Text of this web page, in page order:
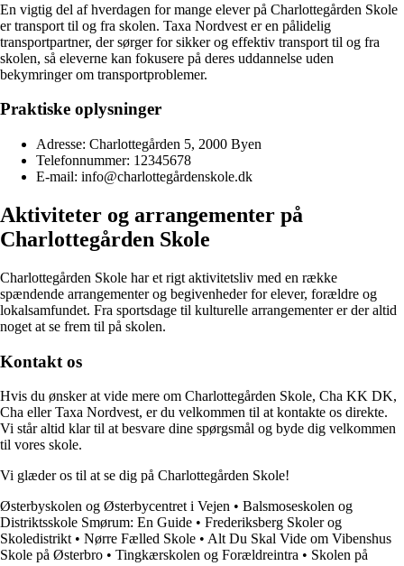
En vigtig del af hverdagen for mange elever på Charlottegården Skole
er transport til og fra skolen. Taxa Nordvest er en pålidelig
transportpartner, der sørger for sikker og effektiv transport til og fra
skolen, så eleverne kan fokusere på deres uddannelse uden
bekymringer om transportproblemer.
Praktiske oplysninger
Adresse: Charlottegården 5, 2000 Byen
Telefonnummer: 12345678
E-mail: info@charlottegårdenskole.dk
Aktiviteter og arrangementer på
Charlottegården Skole
Charlottegården Skole har et rigt aktivitetsliv med en række
spændende arrangementer og begivenheder for elever, forældre og
lokalsamfundet. Fra sportsdage til kulturelle arrangementer er der altid
noget at se frem til på skolen.
Kontakt os
Hvis du ønsker at vide mere om Charlottegården Skole, Cha KK DK,
Cha eller Taxa Nordvest, er du velkommen til at kontakte os direkte.
Vi står altid klar til at besvare dine spørgsmål og byde dig velkommen
til vores skole.
Vi glæder os til at se dig på Charlottegården Skole!
Østerbyskolen og Østerbycentret i Vejen • Balsmoseskolen og
Distriktsskole Smørum: En Guide • Frederiksberg Skoler og
Skoledistrikt• Nørre Fælled Skole • Alt Du Skal Vide om Vibenshus
Skole på Østerbro • Tingkærskolen og Forældreintra • Skolen på